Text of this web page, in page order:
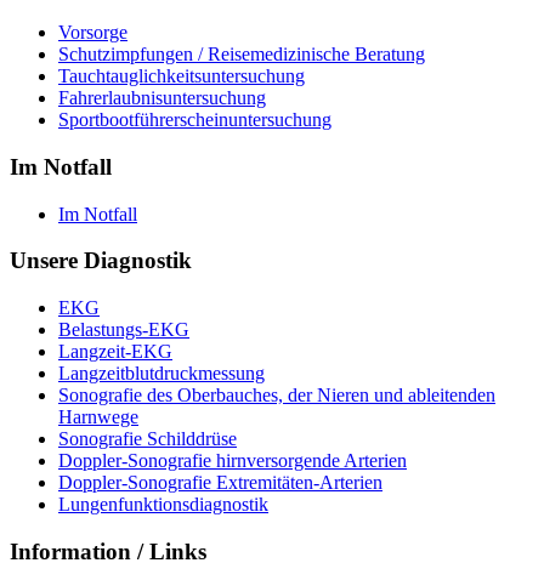
Vorsorge
Schutzimpfungen / Reisemedizinische Beratung
Tauchtauglichkeitsuntersuchung
Fahrerlaubnisuntersuchung
Sportbootführerscheinuntersuchung
Im Notfall
Im Notfall
Unsere Diagnostik
EKG
Belastungs-EKG
Langzeit-EKG
Langzeitblutdruckmessung
Sonografie des Oberbauches, der Nieren und ableitenden
Harnwege
Sonografie Schilddrüse
Doppler-Sonografie hirnversorgende Arterien
Doppler-Sonografie Extremitäten-Arterien
Lungenfunktionsdiagnostik
Information / Links